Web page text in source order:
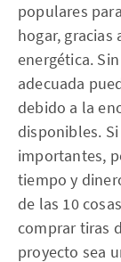
populares
hogar, gracias
energética.
adecuada
debido a la
disponibles.
importantes,
tiempo y
de las 10
comprar tiras
proyecto sea